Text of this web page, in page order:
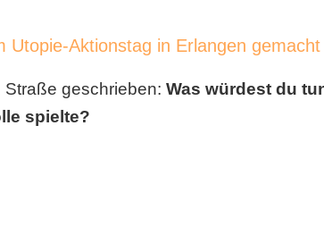
Utopie-Aktionstag in Erlangen gemacht
Straße geschrieben:Was würdest du
spielte?
Aktionstag in Erlangen